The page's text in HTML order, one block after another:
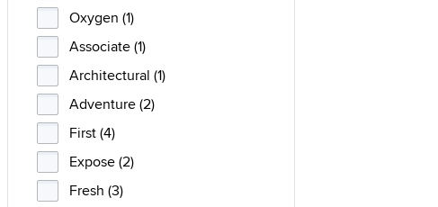
Oxygen (1)
Associate (1)
Architectural (1)
Adventure (2)
First (4)
Expose (2)
Fresh (3)